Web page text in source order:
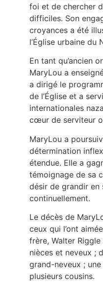
foi et de chercher
difficiles. Son
croyances a été
l’Église urbaine du
En tant qu’ancien
MaryLou a
a dirigé le
de l’Église et a
internationales
cœur de serviteur
MaryLou a
détermination
étendue. Elle a
témoignage de sa
désir de grandir en
continuellement.
Le décès de
ceux qui l’ont
frère, Walter
nièces et neveux ;
grand-neveux ;
plusieurs cousins.